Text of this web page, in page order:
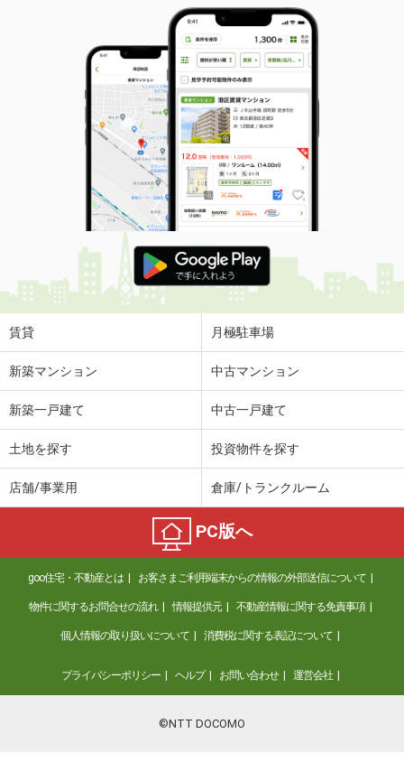
賃貸 月極駐車場
新築マンション 中古マンション
新築一戸建て 中古一戸建て
土地を探す 投資物件を探す
店舗/事業用 倉庫/トランクルーム
PC版へ
goo住宅・不動産とは お客さまご利用端末からの情報の外部送信について
物件に関するお問合せの流れ 情報提供元 不動産情報に関する免責事項
個人情報の取り扱いについて 消費税に関する表記について
プライバシーポリシー ヘルプ お問い合わせ 運営会社
©NTT DOCOMO